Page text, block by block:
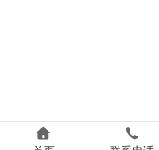
 